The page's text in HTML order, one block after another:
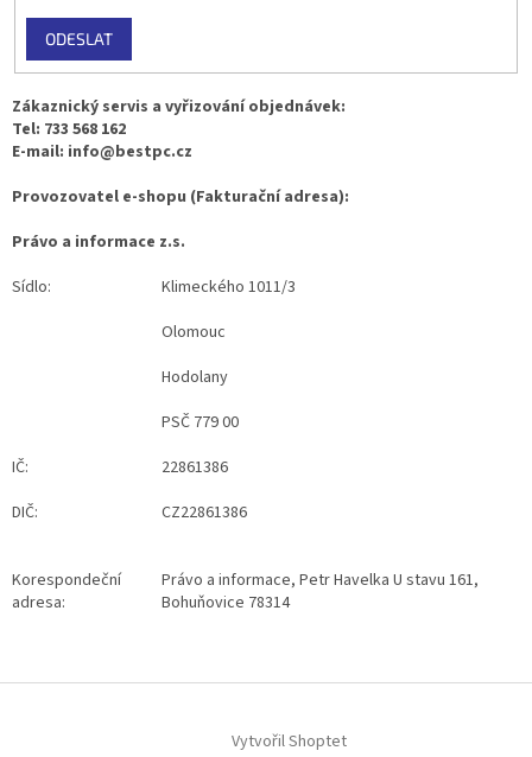
ODESLAT
Zákaznický servis a vyřizování objednávek:
Tel: 733 568 162
E-mail: info@bestpc.cz
Provozovatel e-shopu (Fakturační adresa):
Právo a informace z.s.
Sídlo:
Klimeckého 1011/3
Olomouc
Hodolany
PSČ 779 00
IČ:
22861386
DIČ:
CZ22861386
Korespondeční
adresa:
Právo a informace, Petr Havelka U stavu 161,
Bohuňovice 78314
Vytvořil Shoptet